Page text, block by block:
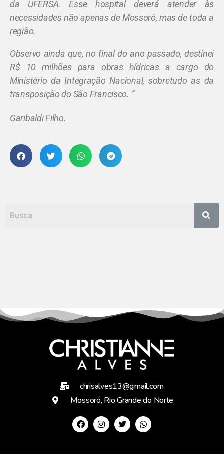
da UFERSA. Esse hospital deverá atender às
necessidades não apenas de Mossoró, mas de toda a
região.
Observo ainda que, no final do ano passado, destinei
R$ 10 milhões para obras hídricas a cargo do
Ministério da Integração Nacional, sobretudo as da
transposição do São Francisco. ”
Garibaldi Filho.
chrisalves13@gmail.com
Mossoró, Rio Grande do Norte